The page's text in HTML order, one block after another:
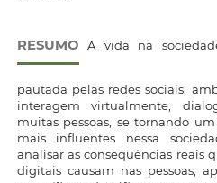
RESUMO A vida na
pautada pelas redes sociais,
interagem virtualmente,
muitas pessoas, se tornando
mais influentes nessa
analisar as consequências reais
digitais causam nas pessoas,